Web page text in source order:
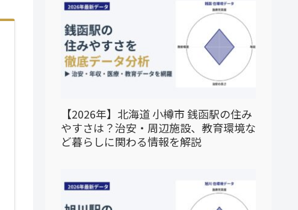
【2026年】北海道 小樽市 銭函駅の住み
やすさは？治安・周辺施設、教育環境な
ど暮らしに関わる情報を解説